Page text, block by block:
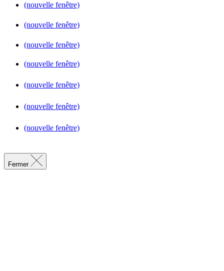
(nouvelle fenêtre)
(nouvelle fenêtre)
(nouvelle fenêtre)
(nouvelle fenêtre)
(nouvelle fenêtre)
(nouvelle fenêtre)
(nouvelle fenêtre)
Fermer